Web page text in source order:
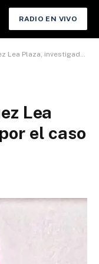
RADIO EN VIVO
investigado por el caso consorcio
Lea
el caso